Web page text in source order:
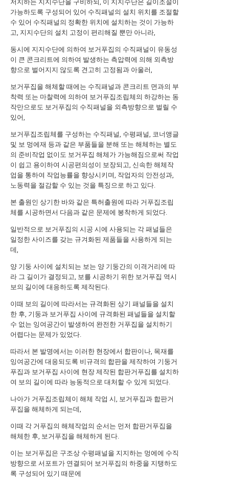
저지하는 지지수단을 구비하되, 이 지지수단은 길이조절이
가능하도록 구성되어 있어 수직패널의 설치 위치를 조절할
수 있어 수직패널의 정확한 위치에 설치하는 것이 가능하
고, 지지수단의 설치 고정이 편리해질 뿐만 아니라,
동시에 지지수단에 의하여 보거푸집의 수직패널이 유동성
이 큰 콘크리트에 의하여 발생하는 측압력에 의해 외측방
향으로 벌어지지 않도록 견고히 고정됨과 아울러,
보거푸집을 해체할 때에는 수직패널과 콘크리트 면과의 부
착력 또는 마찰력에 의하여 보거푸집조립체의 하강하는 동
작만으로도 보거푸집의 수직패널을 외측방향으로 벌릴 수
있어,
보거푸집조립체를 구성하는 수직패널, 수평패널, 코너앵글
및 보 멍에재 등과 같은 부품들을 분해 또는 해체하는 별도
의 준비작업 없이도 보거푸집 해체가 가능해짐으로써 작업
이 쉽고 용이하여 시공편의성이 보장되고, 신속한 해체작
업을 통하여 작업능률을 향상시키며, 작업자의 안전성과,
노동력을 절감할 수 있는 것을 특징으로 하고 있다.
본 출원인 상기한 바와 같은 특허출원에 따라 거푸집조립
체를 시공하면서 다음과 같은 문제에 봉착하게 되었다.
일반적으로 보거푸집의 시공 시에 사용되는 각 패널들은
일정한 사이즈를 갖는 규겨화된 제품들을 사용하게 되는
데,
양 기둥 사이에 설치되는 보는 양 기둥간의 이격거리에 따
라 그 길이가 결정되고, 보를 시공하기 위한 보거푸집 역시
보의 길이에 대응하도록 제작된다.
이때 보의 길이에 따라서는 규격화된 상기 패널들을 설치
한 후, 기둥과 보거푸집 사이에 규격화된 패널들을 설치할
수 없는 잉여공간이 발생하여 완전한 거푸집을 설치하기
어렵다는 문제가 있었다.
따라서 본 발명에서는 이러한 현장에서 합판이나, 목재를
잉여공간에 대응되도록 비규격의 합판을 제작하여 기둥거
푸집과 보거푸집 사이에 현장 제작된 합판거푸집를 설치하
여 보의 길이에 따라 능동적으로 대처할 수 있게 되었다.
나아가 거푸집조립체이 해체 작업 시, 보거푸집과 합판거
푸집을 해체하게 되는데,
이때 각 거푸집의 해체작업의 순서는 먼저 합판거푸집을
해체한 후, 보거푸집을 해체하게 된다.
이는 보거푸집은 구조상 수평패널을 지지하는 멍에에 수직
방향으로 서포트가 연결되어 보거푸집의 하중을 지탱하도
록 구성되어 있기 때문에